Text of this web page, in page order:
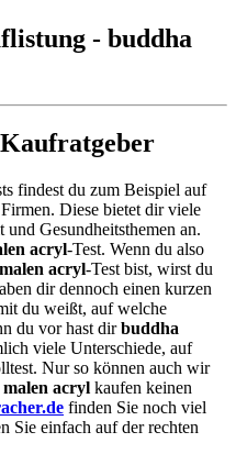
- buddha
findest du zum Beispiel auf
Diese bietet dir viele
Gesundheitsthemen an.
acryl-Test. Wenn du also
acryl-Test bist, wirst du
dir dennoch einen kurzen
du weißt, auf welche
du vor hast dirbuddha
viele Unterschiede, auf
Nur so können auch wir
acryl kaufen keinen
finden Sie noch viel
Sie einfach auf der rechten